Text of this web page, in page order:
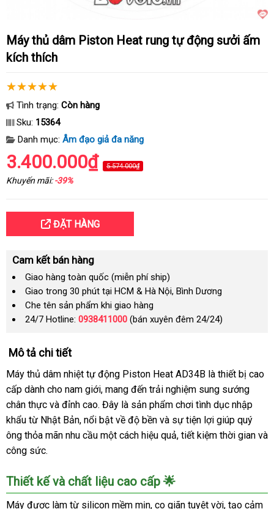
Máy thủ dâm Piston Heat rung tự động sưởi ấm
kích thích
Tình trạng: Còn hàng
Sku: 15364
Danh mục: Âm đạo giả đa năng
3.400.000₫ 5.574.000₫
Khuyến mãi:-39%
ĐẶT HÀNG
Cam kết bán hàng
Giao hàng toàn quốc (miễn phí ship)
Giao trong 30 phút tại HCM & Hà Nội, Bình Dương
Che tên sản phẩm khi giao hàng
24/7 Hotline: 0938411000 (bán xuyên đêm 24/24)
Mô tả chi tiết
Máy thủ dâm nhiệt tự động Piston Heat AD34B là thiết bị cao
cấp dành cho nam giới, mang đến trải nghiệm sung sướng
chân thực và đỉnh cao. Đây là sản phẩm chơi tình dục nhập
khẩu từ Nhật Bản, nổi bật về độ bền và sự tiện lợi giúp quý
ông thỏa mãn nhu cầu một cách hiệu quả, tiết kiệm thời gian và
công sức.
Thiết kế và chất liệu cao cấp 🌟
Máy được làm từ silicon mềm mịn, co giãn tuyệt vời, tạo cảm